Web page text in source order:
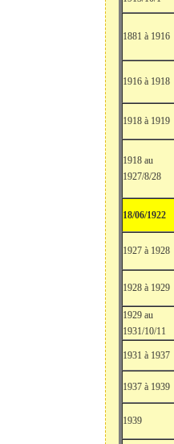
1881 à 1916
1916 à 1918
1918 à 1919
1918 au
1927/8/28
18/06/1922
1927 à 1928
1928 à 1929
1929 au
1931/10/11
1931 à 1937
1937 à 1939
1939